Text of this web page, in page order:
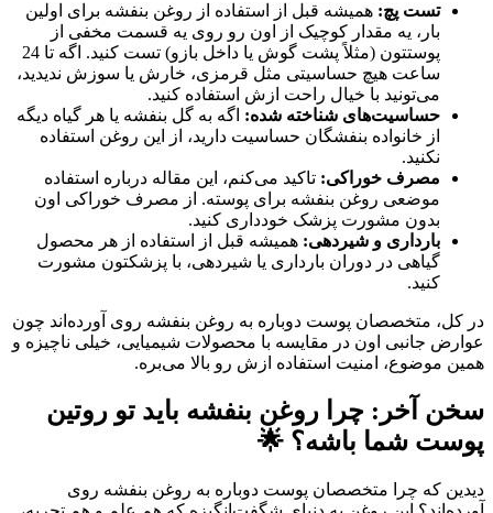
تست پچ: همیشه قبل از استفاده از روغن بنفشه برای اولین
بار، یه مقدار کوچیک از اون رو روی یه قسمت مخفی از
پوستتون (مثلاً پشت گوش یا داخل بازو) تست کنید. اگه تا 24
ساعت هیچ حساسیتی مثل قرمزی، خارش یا سوزش ندیدید،
می‌تونید با خیال راحت ازش استفاده کنید.
حساسیت‌های شناخته شده: اگه به گل بنفشه یا هر گیاه دیگه
از خانواده بنفشگان حساسیت دارید، از این روغن استفاده
نکنید.
مصرف خوراکی: تاکید می‌کنم، این مقاله درباره استفاده
موضعی روغن بنفشه برای پوسته. از مصرف خوراکی اون
بدون مشورت پزشک خودداری کنید.
بارداری و شیردهی: همیشه قبل از استفاده از هر محصول
گیاهی در دوران بارداری یا شیردهی، با پزشکتون مشورت
کنید.
در کل، متخصصان پوست دوباره به روغن بنفشه روی آورده‌اند چون
عوارض جانبی اون در مقایسه با محصولات شیمیایی، خیلی ناچیزه و
همین موضوع، امنیت استفاده ازش رو بالا می‌بره.
سخن آخر: چرا روغن بنفشه باید تو روتین
پوست شما باشه؟ 🌟
دیدین که چرا متخصصان پوست دوباره به روغن بنفشه روی